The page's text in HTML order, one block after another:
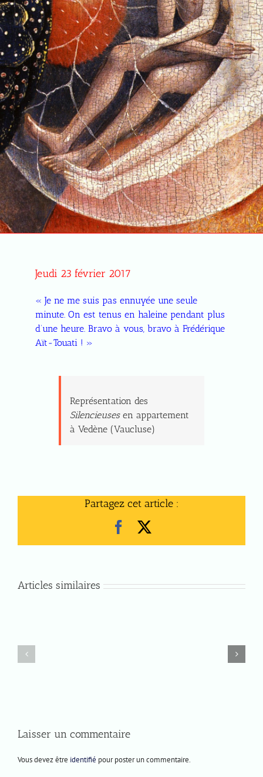
Jeudi 23 février 2017
« Je ne me suis pas ennuyée une seule
minute. On est tenus en haleine pendant plus
d’une heure. Bravo à vous, bravo à Frédérique
Aït-Touati ! »
Représentation des
Silencieusesen appartement
à Vedène (Vaucluse)
Partagez cet article :
Facebook
Articles similaires
Mercredi
Laisser un commentaire
Vous devez être identifié pour poster un commentaire.